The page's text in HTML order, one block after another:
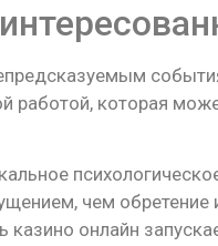
работой, которая
чем обретение
казино онлайн